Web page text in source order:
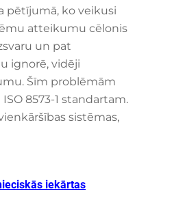
pētījumā, ko veikusi
atteikumu cēlonis
un pat
ignorē, vidēji
Šīm problēmām
8573-1 standartam.
sistēmas,
iekārtas